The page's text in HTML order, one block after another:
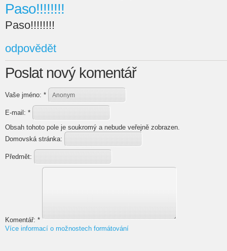
Paso!!!!!!!!
Paso!!!!!!!!
odpovědět
Poslat nový komentář
Vaše jméno: *
E-mail: *
Obsah tohoto pole je soukromý a nebude veřejně zobrazen.
Domovská stránka:
Předmět:
Komentář: *
Více informací o možnostech formátování